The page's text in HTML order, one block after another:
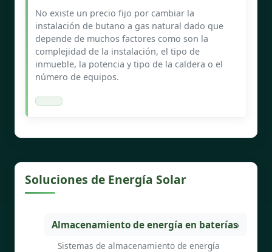
No existe un precio fijo por cambiar la
instalación de butano a gas natural dado que
depende de muchos factores como son la
complejidad de la instalación, el tipo de
inmueble, la potencia y tipo de la caldera o el
número de equipos.
Soluciones de Energía Solar
Almacenamiento de energía en baterías
Sistemas de almacenamiento de energía